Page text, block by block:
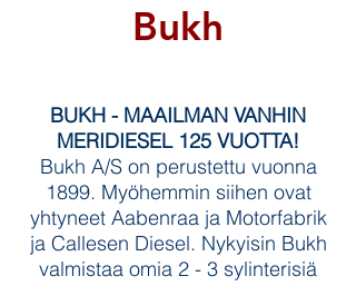
Bukh
BUKH - MAAILMAN VANHIN
MERIDIESEL 125 VUOTTA!
Bukh A/S on perustettu vuonna
1899. Myöhemmin siihen ovat
yhtyneet Aabenraa ja Motorfabrik
ja Callesen Diesel. Nykyisin Bukh
valmistaa omia 2 - 3 sylinterisiä